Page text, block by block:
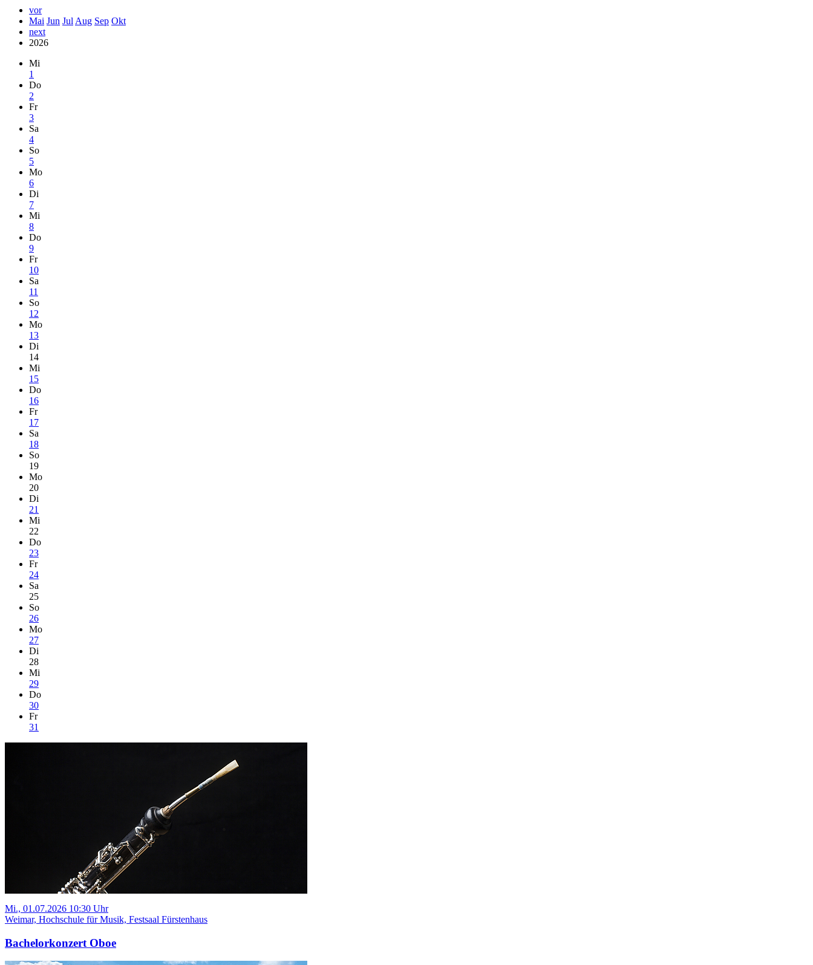
vor
Mai Jun Jul Aug Sep Okt
next
2026
Mi
1
Do
2
Fr
3
Sa
4
So
5
Mo
6
Di
7
Mi
8
Do
9
Fr
10
Sa
11
So
12
Mo
13
Di
14
Mi
15
Do
16
Fr
17
Sa
18
So
19
Mo
20
Di
21
Mi
22
Do
23
Fr
24
Sa
25
So
26
Mo
27
Di
28
Mi
29
Do
30
Fr
31
Mi., 01.07.2026 10:30 Uhr
Weimar, Hochschule für Musik, Festsaal Fürstenhaus
Bachelorkonzert Oboe